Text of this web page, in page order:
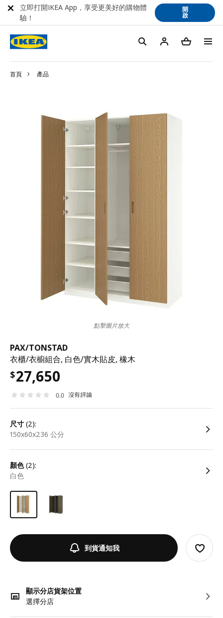
首頁 產品
PAX/TONSTAD
衣櫃/衣櫥組合, 白色/實木貼皮, 橡木
$27,650
0.0 沒有評論
尺寸 (2):
150x60x236 公分
顏色(2):
白色
到貨通知我
顯示分店貨架位置
選擇分店
點擊圖片放大
立即打開IKEA App，享受更美好的購物體
驗！
開
啟